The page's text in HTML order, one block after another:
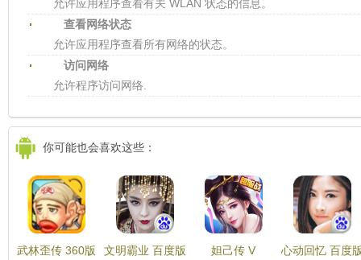
允许应用程序查看有关 WLAN 状态的信息。
查看网络状态
允许应用程序查看所有网络的状态。
访问网络
允许程序访问网络.
你可能也会喜欢这些：
武林歪传 360版
文明霸业 百度版
妲己传 V
心动回忆 百度